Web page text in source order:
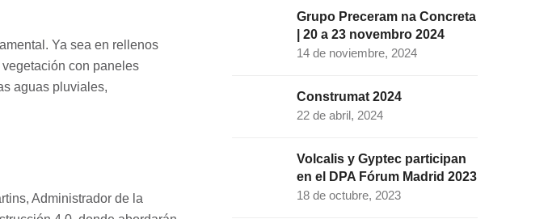
Ya sea en rellenos
con paneles
aguas pluviales,
Administrador de la
Grupo Preceram na Concreta
| 20 a 23 novembro 2024
14 de noviembre, 2024
Construmat 2024
22 de abril, 2024
Volcalis y Gyptec participan
en el DPA Fórum Madrid 2023
18 de octubre, 2023